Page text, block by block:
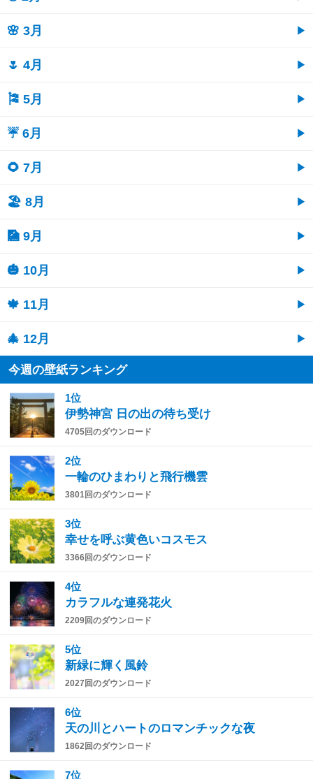
🌸 3月
🌷 4月
🎏 5月
☔ 6月
🌻 7月
🏖 8月
🎑 9月
🎃 10月
🍁 11月
🎄 12月
今週の壁紙ランキング
1位
伊勢神宮 日の出の待ち受け
4705回のダウンロード
2位
一輪のひまわりと飛行機雲
3801回のダウンロード
3位
幸せを呼ぶ黄色いコスモス
3366回のダウンロード
4位
カラフルな連発花火
2209回のダウンロード
5位
新緑に輝く風鈴
2027回のダウンロード
6位
天の川とハートのロマンチックな夜
1862回のダウンロード
7位